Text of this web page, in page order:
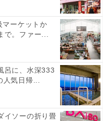
マーケットか
で。ファー...
呂に、水深333
人気日帰...
イソーの折り畳